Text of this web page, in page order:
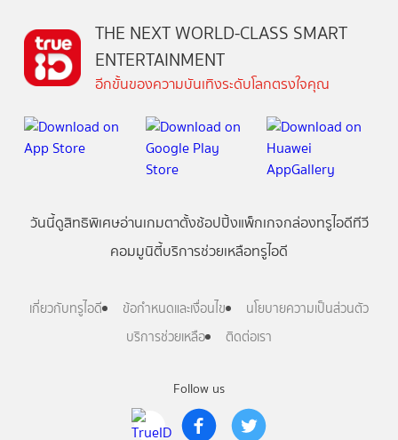
Follow us
THE NEXT WORLD-CLASS SMART
ENTERTAINMENT
อีกขั้นของความบันเทิงระดับโลกตรงใจคุณ
วันนี้ดูสิทธิพิเศษอ่านเกมตาตั้งช้อปปิ้งแพ็กเกจกล่องทรูไอดีทีวี
คอมมูนิตี้บริการช่วยเหลือทรูไอดี
เกี่ยวกับทรูไอดี ข้อกำหนดและเงื่อนไข
นโยบายความเป็นส่วนตัว
บริการช่วยเหลือ
ติดต่อเรา